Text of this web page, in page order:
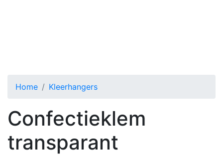
Home Kleerhangers
Confectieklem
transparant